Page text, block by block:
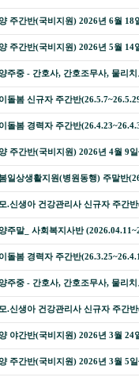
주간반(국비지원) 2026년 6월
주간반(국비지원) 2026년 5월
주중 - 간호사, 간호조무사, 물리
돌봄 신규자 주간반
돌봄 경력자 주간반
주간반(국비지원) 2026년 4월 9
일상생활지원(병원동행) 주말반
.신생아 건강관리사 신규자 주간
주말_ 사회복지사반
돌봄 경력자 주간반
주중 - 간호사, 간호조무사, 물리
.신생아 건강관리사 신규자 주간
야간반(국비지원) 2026년 3월
주간반(국비지원) 2026년 3월 5